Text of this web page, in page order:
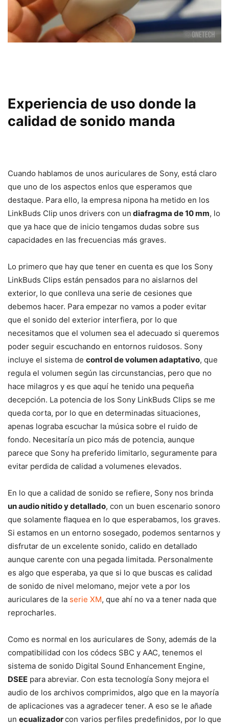
Experiencia de uso donde la
calidad de sonido manda
Cuando hablamos de unos auriculares de Sony, está claro
que uno de los aspectos enlos que esperamos que
destaque. Para ello, la empresa nipona ha metido en los
LinkBuds Clip unos drivers con un diafragma de 10 mm, lo
que ya hace que de inicio tengamos dudas sobre sus
capacidades en las frecuencias más graves.
Lo primero que hay que tener en cuenta es que los Sony
LinkBuds Clips están pensados para no aislarnos del
exterior, lo que conlleva una serie de cesiones que
debemos hacer. Para empezar no vamos a poder evitar
que el sonido del exterior interfiera, por lo que
necesitamos que el volumen sea el adecuado si queremos
poder seguir escuchando en entornos ruidosos. Sony
incluye el sistema de control de volumen adaptativo, que
regula el volumen según las circunstancias, pero que no
hace milagros y es que aquí he tenido una pequeña
decepción. La potencia de los Sony LinkBuds Clips se me
queda corta, por lo que en determinadas situaciones,
apenas lograba escuchar la música sobre el ruido de
fondo. Necesitaría un pico más de potencia, aunque
parece que Sony ha preferido limitarlo, seguramente para
evitar perdida de calidad a volumenes elevados.
En lo que a calidad de sonido se refiere, Sony nos brinda
un audio nitido y detallado, con un buen escenario sonoro
que solamente flaquea en lo que esperabamos, los graves.
Si estamos en un entorno sosegado, podemos sentarnos y
disfrutar de un excelente sonido, calido en detallado
aunque carente con una pegada limitada. Personalmente
es algo que esperaba, ya que si lo que buscas es calidad
de sonido de nivel melomano, mejor vete a por los
auriculares de la serie XM, que ahí no va a tener nada que
reprocharles.
Como es normal en los auriculares de Sony, además de la
compatibilidad con los códecs SBC y AAC, tenemos el
sistema de sonido Digital Sound Enhancement Engine,
DSEE para abreviar. Con esta tecnología Sony mejora el
audio de los archivos comprimidos, algo que en la mayoría
de aplicaciones vas a agradecer tener. A eso se le añade
un ecualizadorcon varios perfiles predefinidos, por lo que